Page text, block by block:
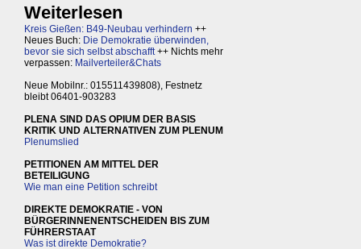
Weiterlesen
Kreis Gießen: B49-Neubau verhindern ++
Neues Buch: Die Demokratie überwinden,
bevor sie sich selbst abschafft++ Nichts mehr
verpassen: Mailverteiler&Chats
Neue Mobilnr.: 015511439808), Festnetz
bleibt 06401-903283
PLENA SIND DAS OPIUM DER BASIS
KRITIK UND ALTERNATIVEN ZUM PLENUM
Plenumslied
PETITIONEN AM MITTEL DER
BETEILIGUNG
Wie man eine Petition schreibt
DIREKTE DEMOKRATIE - VON
BÜRGERINNENENTSCHEIDEN BIS ZUM
FÜHRERSTAAT
Was ist direkte Demokratie?